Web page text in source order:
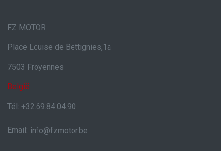
FZ MOTOR
Place Louise de Bettignies,1a
7503 Froyennes
België
Tél: +32.69.84.04.90
Email: info@fzmotor.be